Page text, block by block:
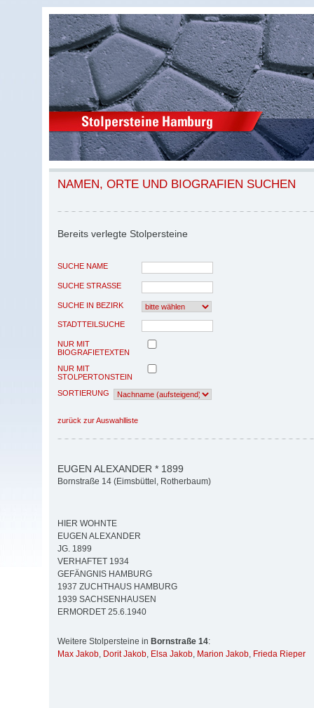
NAMEN, ORTE UND BIOGRAFIEN SUCHEN
Bereits verlegte Stolpersteine
SUCHE NAME
SUCHE STRASSE
SUCHE IN BEZIRK
STADTTEILSUCHE
NUR MIT
BIOGRAFIETEXTEN
NUR MIT
STOLPERTONSTEIN
SORTIERUNG
zurück zur Auswahlliste
EUGEN ALEXANDER * 1899
Bornstraße 14 (Eimsbüttel, Rotherbaum)
HIER WOHNTE
EUGEN ALEXANDER
JG. 1899
VERHAFTET 1934
GEFÄNGNIS HAMBURG
1937 ZUCHTHAUS HAMBURG
1939 SACHSENHAUSEN
ERMORDET 25.6.1940
Weitere Stolpersteine in Bornstraße 14:
Max Jakob, Dorit Jakob, Elsa Jakob, Marion Jakob, Frieda Rieper